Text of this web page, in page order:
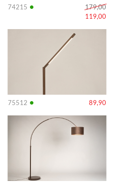
74215 •
179,00
119,00
75512 • 89,90
Info
Info